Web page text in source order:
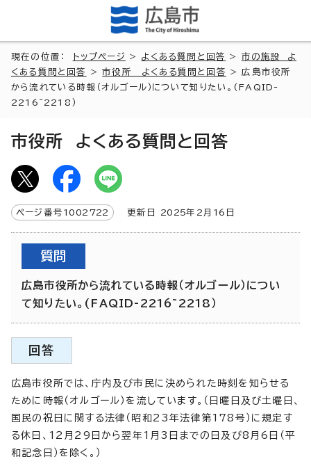
現在の位置： トップページ > よくある質問と回答 > 市の施設 よ
くある質問と回答
>市役所 よくある質問と回答
> 広島市役所
から流れている時報（オルゴール）について知りたい。(FAQID-
2216~2218）
市役所 よくある質問と回答
ページ番号 1002722 更新日 2025年2月 16 日
質問
広島市役所から流れている時報（オルゴール）につい
て知りたい。(FAQID-2216~2218）
回答
広島市役所では、庁内及び市民に決められた時刻を知らせる
ために時報（オルゴール）を流しています。（日曜日及び土曜日、
国民の祝日に関する法律（昭和23年法律第178号）に規定す
る休日、12月29日から翌年1月3日までの日及び8月6日（平
和記念日）を除く。）